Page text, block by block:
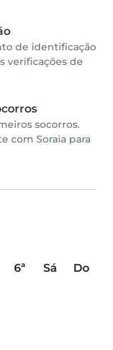
de identificação
verificações de
socorros.
com Soraia para
6ª Sá
Do